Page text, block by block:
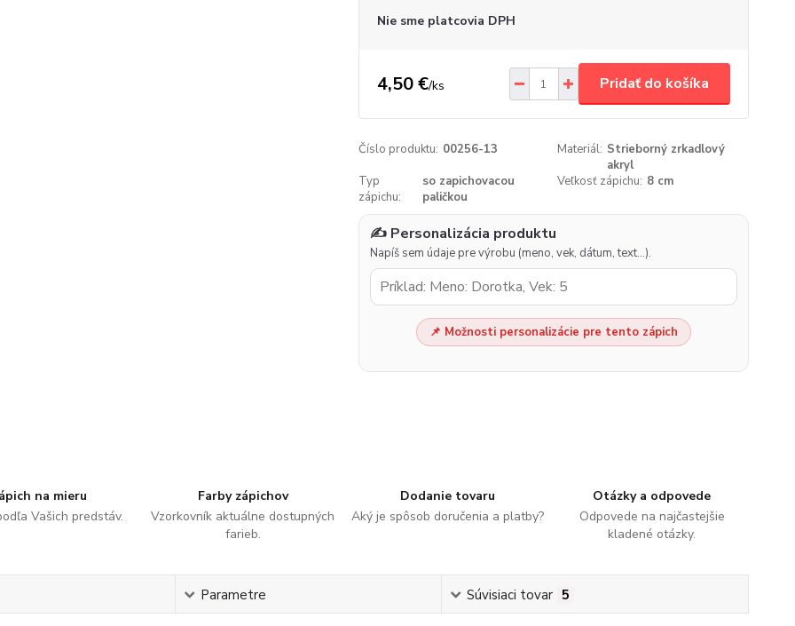
Nie sme platcovia DPH
4,50 €/ks Pridať do košíka
Číslo produktu: 00256-13 Materiál: Strieborný zrkadlový
akryl
Typ
zápichu:
so zapichovacou
paličkou
Veľkosť zápichu: 8 cm
✍️ Personalizácia produktu
Napíš sem údaje pre výrobu (meno, vek, dátum, text…).
📌 Možnosti personalizácie pre tento zápich
na mieru
Vašich predstáv.
Farby zápichov
Vzorkovník aktuálne dostupných
farieb.
Dodanie tovaru
Aký je spôsob doručenia a platby?
Otázky a odpovede
Odpovede na najčastejšie
kladené otázky.
Parametre Súvisiaci tovar 5